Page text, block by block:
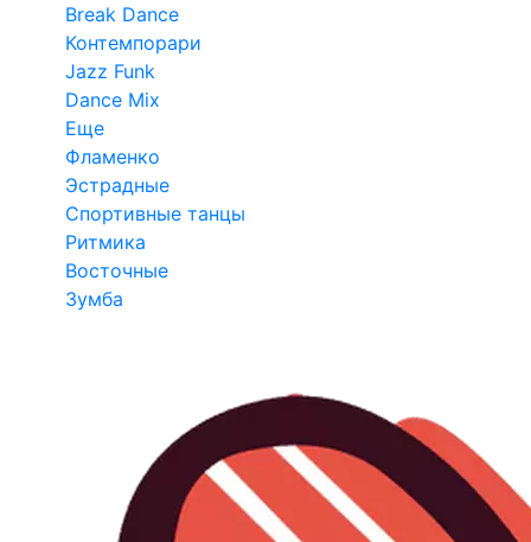
Break Dance
Контемпорари
Jazz Funk
Dance Mix
Еще
Фламенко
Эстрадные
Спортивные танцы
Ритмика
Восточные
Зумба